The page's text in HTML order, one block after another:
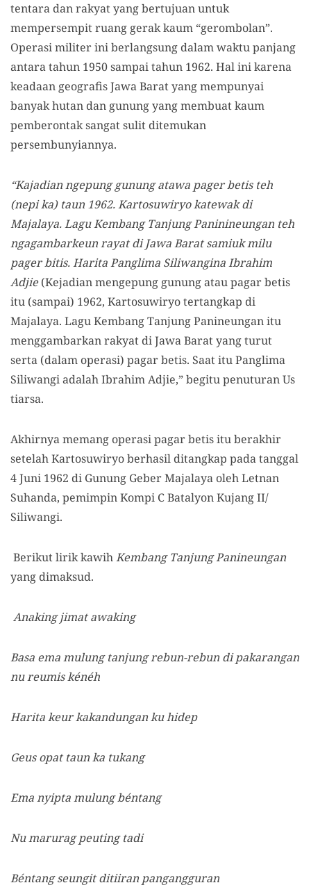
tentara dan rakyat yang bertujuan untuk
mempersempit ruang gerak kaum “gerombolan”.
Operasi militer ini berlangsung dalam waktu panjang
antara tahun 1950 sampai tahun 1962. Hal ini karena
keadaan geografis Jawa Barat yang mempunyai
banyak hutan dan gunung yang membuat kaum
pemberontak sangat sulit ditemukan
persembunyiannya.
“Kajadian ngepung gunung atawa pager betis teh
(nepi ka) taun 1962. Kartosuwiryo katewak di
Majalaya. Lagu Kembang Tanjung Paninineungan teh
ngagambarkeun rayat di Jawa Barat samiuk milu
pager bitis. Harita Panglima Siliwangina Ibrahim
Adjie(Kejadian mengepung gunung atau pagar betis
itu (sampai) 1962, Kartosuwiryo tertangkap di
Majalaya. Lagu Kembang Tanjung Panineungan itu
menggambarkan rakyat di Jawa Barat yang turut
serta (dalam operasi) pagar betis. Saat itu Panglima
Siliwangi adalah Ibrahim Adjie,” begitu penuturan Us
tiarsa.
Akhirnya memang operasi pagar betis itu berakhir
setelah Kartosuwiryo berhasil ditangkap pada tanggal
4 Juni 1962 di Gunung Geber Majalaya oleh Letnan
Suhanda, pemimpin Kompi C Batalyon Kujang II/
Siliwangi.
Berikut lirik kawihKembang Tanjung Panineungan
yang dimaksud.
Anaking jimat awaking
Basa ema mulung tanjung rebun-rebun di pakarangan
nu reumis kénéh
Harita keur kakandungan ku hidep
Geus opat taun ka tukang
Ema nyipta mulung béntang
Nu marurag peuting tadi
Béntang seungit ditiiran pangangguran